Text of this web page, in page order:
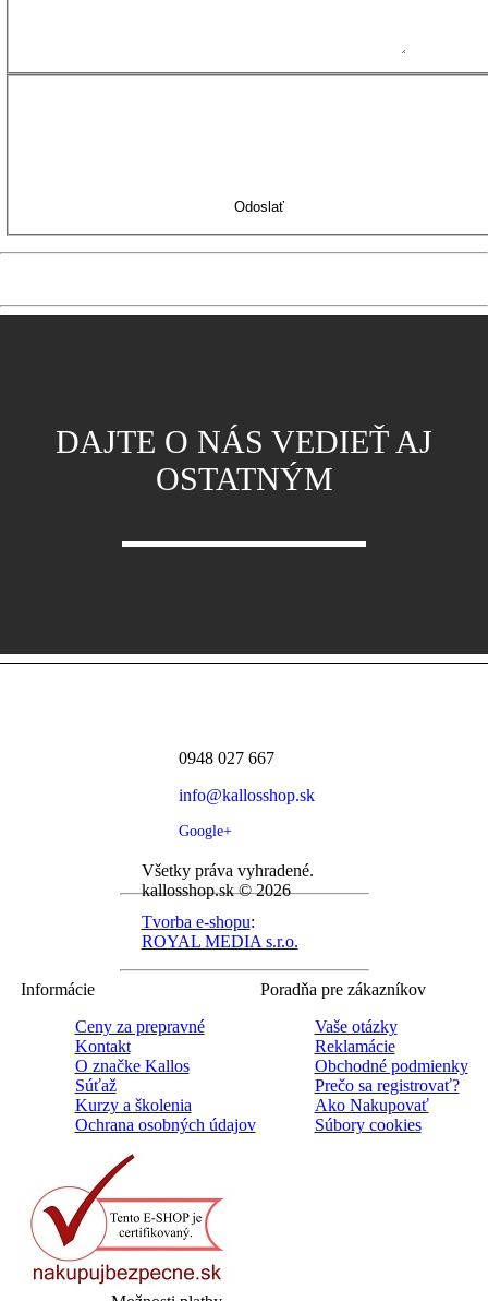
DAJTE O NÁS VEDIEŤ AJ
OSTATNÝM
0948 027 667
info@kallosshop.sk
Google+
Všetky práva vyhradené.
kallosshop.sk © 2026
Tvorba e-shopu:
ROYAL MEDIA s.r.o.
Informácie
Ceny za prepravné
Kontakt
O značke Kallos
Súťaž
Kurzy a školenia
Ochrana osobných údajov
Poradňa pre zákazníkov
Vaše otázky
Reklamácie
Obchodné podmienky
Prečo sa registrovať?
Ako Nakupovať
Súbory cookies